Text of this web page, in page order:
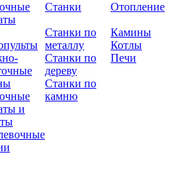
и
Станки
Станки по
металлу
Станки по
дереву
Станки по
камню
Отопление
Камины
Котлы
Печи